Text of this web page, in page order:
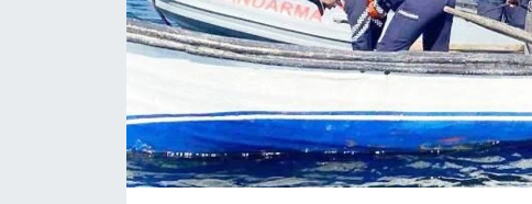
RESMİ İLANLAR
SİYASET